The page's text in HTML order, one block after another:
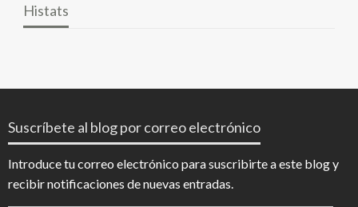
Histats
Suscríbete al blog por correo electrónico
Introduce tu correo electrónico para suscribirte a este blog y
recibir notificaciones de nuevas entradas.